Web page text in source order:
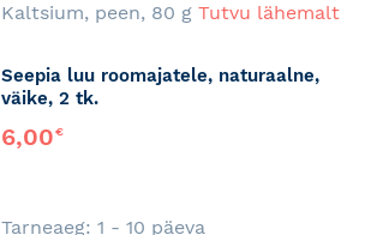
Kaltsium, peen, 80 g Tutvu lähemalt
Seepia luu roomajatele, naturaalne,
väike, 2 tk.
6,00€
Tarneaeg: 1 - 10 päeva